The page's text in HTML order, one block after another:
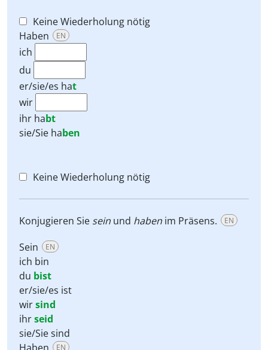
Keine Wiederholung nötig
Haben
EN
ich
du
er/sie/es hat
wir
ihr habt
sie/Sie haben
Keine Wiederholung nötig
Konjugieren Sie sein und haben im Präsens. EN
Sein EN
ich bin
du bist
er/sie/es ist
wirsind
ihrseid
sie/Sie sind
EN